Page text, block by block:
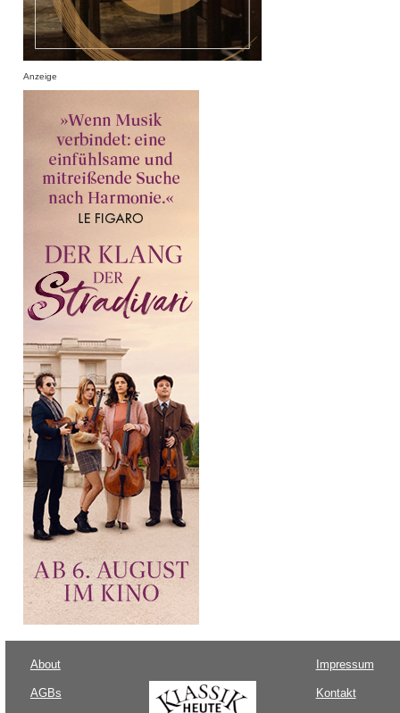
Anzeige
About
AGBs
Impressum
Kontakt